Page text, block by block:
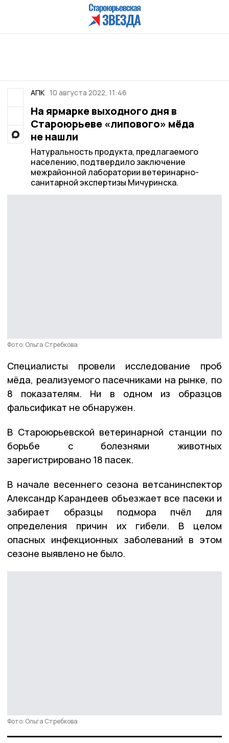
АПК 10 августа 2022, 11:46
На ярмарке выходного дня в
Староюрьеве «липового» мёда
не нашли
Натуральность продукта, предлагаемого
населению, подтвердило заключение
межрайонной лаборатории ветеринарно-
санитарной экспертизы Мичуринска.
Фото: Ольга Стребкова
Специалисты провели исследование проб
мёда, реализуемого пасечниками на рынке, по
8 показателям. Ни в одном из образцов
фальсификат не обнаружен.
В Староюрьевской ветеринарной станции по
борьбе с болезнями животных
зарегистрировано 18 пасек.
В начале весеннего сезона ветсанинспектор
Александр Карандеев объезжает все пасеки и
забирает образцы подмора пчёл для
определения причин их гибели. В целом
опасных инфекционных заболеваний в этом
сезоне выявлено не было.
Фото: Ольга Стребкова